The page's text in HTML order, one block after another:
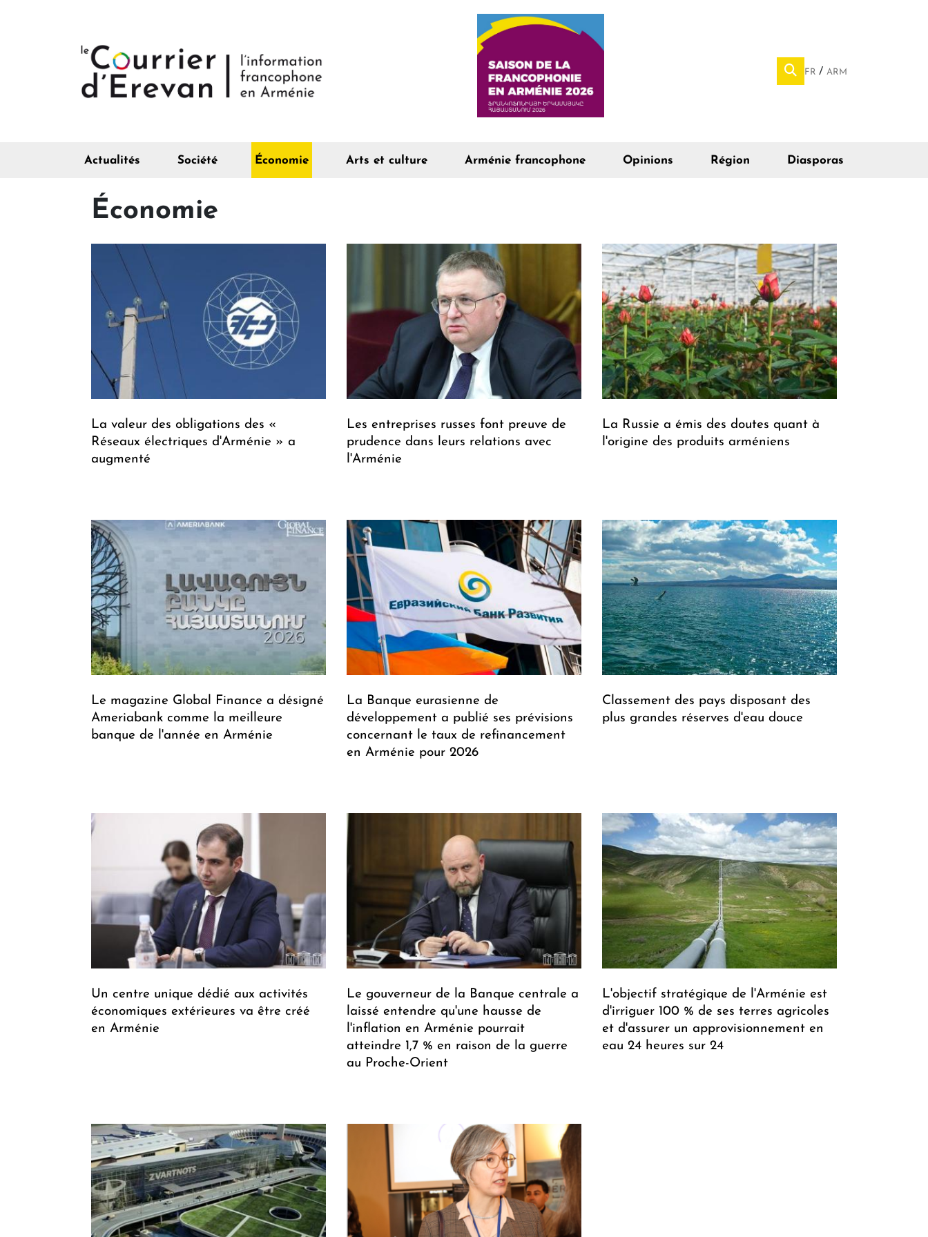
FR ARM
Actualités Société Économie Arts et culture Arménie francophone Opinions Région Diasporas
Économie
La valeur des obligations des «
Réseaux électriques d'Arménie » a
augmenté
Les entreprises russes font preuve de
prudence dans leurs relations avec
l'Arménie
La Russie a émis des doutes quant à
l'origine des produits arméniens
Le magazine Global Finance a désigné
Ameriabank comme la meilleure
banque de l'année en Arménie
La Banque eurasienne de
développement a publié ses prévisions
concernant le taux de refinancement
en Arménie pour 2026
Classement des pays disposant des
plus grandes réserves d'eau douce
Un centre unique dédié aux activités
économiques extérieures va être créé
en Arménie
Le gouverneur de la Banque centrale a
laissé entendre qu'une hausse de
l'inflation en Arménie pourrait
atteindre 1,7 % en raison de la guerre
au Proche-Orient
L'objectif stratégique de l'Arménie est
d'irriguer 100 % de ses terres agricoles
et d'assurer un approvisionnement en
eau 24 heures sur 24